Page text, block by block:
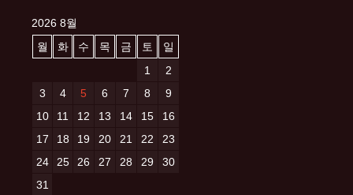
2026 8월
월
화 수 목 금 토
일
1
2
3
4 5 6 7 8
9
10
11 12 13 14 15
16
17
18 19 20 21 22
23
24
25 26 27 28 29
30
31